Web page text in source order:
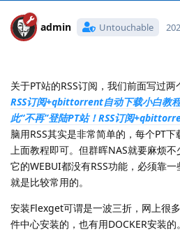
admin Untouchable
关于PT站的RSS订阅，我们前面写过
RSS订阅+qbittorrent自动下载小白教
此“不再”登陆PT站！RSS订阅
脑用RSS其实是非常简单的，每个PT
上面教程即可。但群晖NAS就要麻烦
它的WEBUI都没有RSS功能，必须靠
就是比较常用的。
安装Flexget可谓是一波三折，网上很
件中心安装的，也有用DOCKER安装